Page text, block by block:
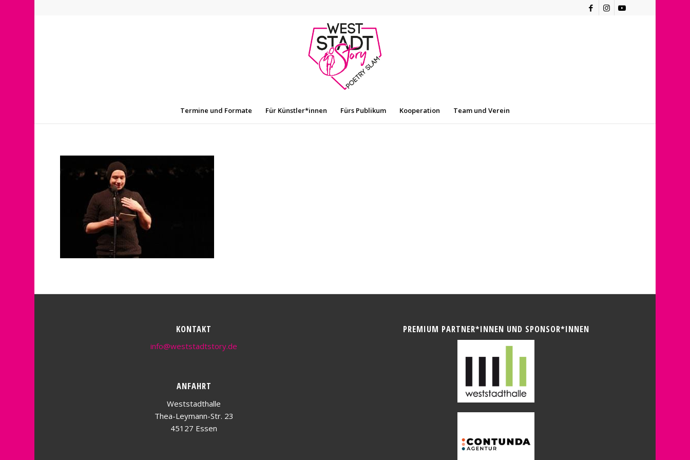
Termine und Formate Für Künstler*innen Fürs Publikum Kooperation Team und Verein
KONTAKT
info@weststadtstory.de
ANFAHRT
Weststadthalle
Thea-Leymann-Str. 23
45127 Essen
PREMIUM PARTNER*INNEN UND SPONSOR*INNEN